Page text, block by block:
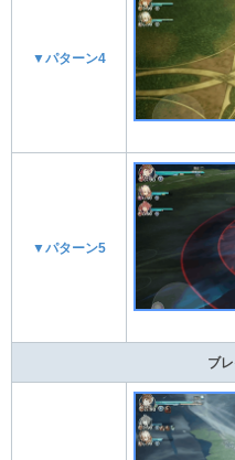
▼パターン4
▼パターン5
ブ